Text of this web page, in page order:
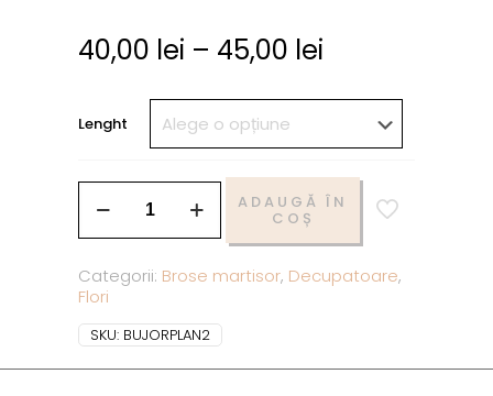
40,00 lei – 45,00 lei
Lenght
ADAUGĂ ÎN
COȘ
Categorii: Brose martisor, Decupatoare,
Flori
SKU: BUJORPLAN2